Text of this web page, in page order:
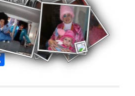
Compartir